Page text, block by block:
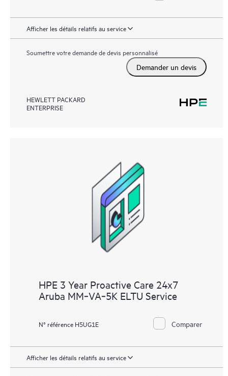
Afficher les détails relatifs au service
Soumettre votre demande de devis personnalisé
Demander un devis
HEWLETT PACKARD
ENTERPRISE
HPE 3 Year Proactive Care 24x7
Aruba MM‑VA‑5K ELTU Service
N° référence H5UG1E Comparer
Afficher les détails relatifs au service